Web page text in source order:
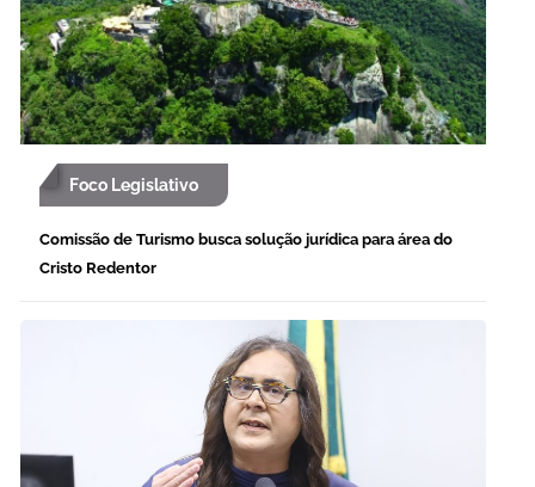
Foco Legislativo
Comissão de Turismo busca solução jurídica para área do
Cristo Redentor